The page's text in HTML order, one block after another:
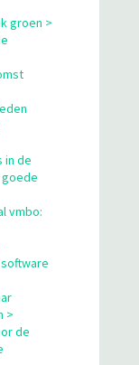
groen >
in de
vmbo:
>
de